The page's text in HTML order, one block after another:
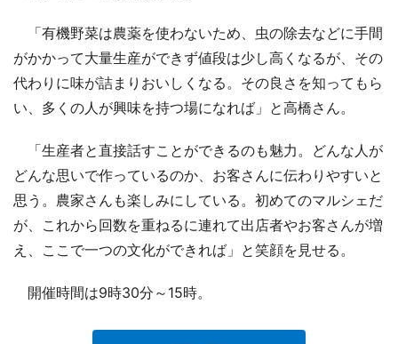
「有機野菜は農薬を使わないため、虫の除去などに手間
がかかって大量生産ができず値段は少し高くなるが、その
代わりに味が詰まりおいしくなる。その良さを知ってもら
い、多くの人が興味を持つ場になれば」と高橋さん。
「生産者と直接話すことができるのも魅力。どんな人が
どんな思いで作っているのか、お客さんに伝わりやすいと
思う。農家さんも楽しみにしている。初めてのマルシェだ
が、これから回数を重ねるに連れて出店者やお客さんが増
え、ここで一つの文化ができれば」と笑顔を見せる。
開催時間は9時30分～15時。